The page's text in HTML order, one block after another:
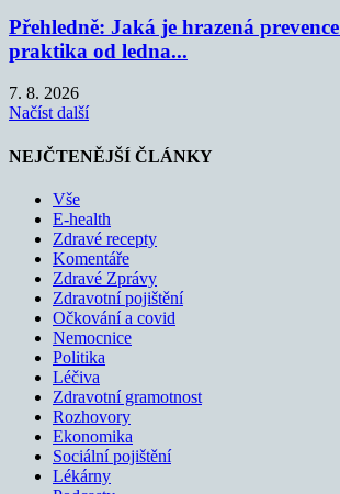
Přehledně: Jaká je hrazená
praktika od ledna...
7. 8. 2026
Načíst další
NEJČTENĚJŠÍ ČLÁNKY
Vše
E-health
Zdravé recepty
Komentáře
Zdravé Zprávy
Zdravotní pojištění
Očkování a covid
Nemocnice
Politika
Léčiva
Zdravotní gramotnost
Rozhovory
Ekonomika
Sociální pojištění
Lékárny